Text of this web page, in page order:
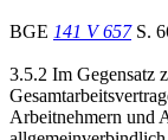
BGE 141 V 657S.
3.5.2 Im Gegensatz
Arbeitnehmern und